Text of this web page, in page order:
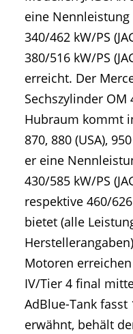
eine Nennleistung
340/462 kW/PS
380/516 kW/PS
erreicht. Der
Sechszylinder OM
Hubraum kommt
870, 880 (USA),
er eine
430/585 kW/PS
respektive 460/
bietet (alle
Motoren
IV/Tier 4 final
AdBlue-Tank fasst
erwähnt, behält